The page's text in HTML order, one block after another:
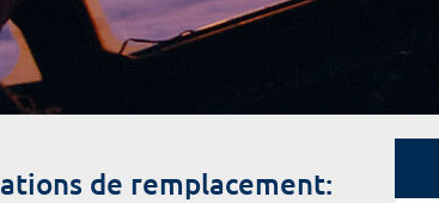
de remplacement: